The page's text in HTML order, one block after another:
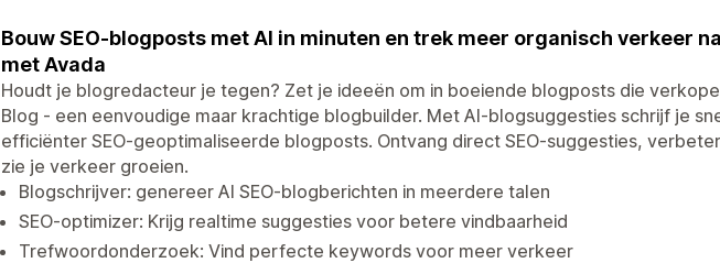
Bouw SEO-blogposts met AI in minuten en trek meer organisch verkeer
met Avada
Houdt je blogredacteur je tegen? Zet je ideeën om in boeiende blogposts die
Blog - een eenvoudige maar krachtige blogbuilder. Met AI-blogsuggesties schrijf je
efficiënter SEO-geoptimaliseerde blogposts. Ontvang direct SEO-suggesties,
zie je verkeer groeien.
Blogschrijver: genereer AI SEO-blogberichten in meerdere talen
SEO-optimizer: Krijg realtime suggesties voor betere vindbaarheid
Trefwoordonderzoek: Vind perfecte keywords voor meer verkeer